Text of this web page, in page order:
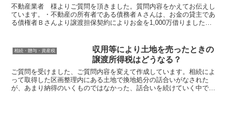
不動産業者 様よりご質問を頂きました。質問内容をかえてお伝えし
ています。・不動産の所有者である債務者Ａさんは、お金の貸主であ
る債権者Ｂさんより譲渡担保契約によりお金を1,000万借りました。
相続・贈与・資産税
収用等により土地を売ったときの
譲渡所得税はどうなる？
ご質問を受けました、ご質問内容を変えて作成しています。相続によ
って取得した区画整理内にある土地で換地処分の話合いがなされた
が、あまり納得のいくものではなかった、話合いを続けていく中で、